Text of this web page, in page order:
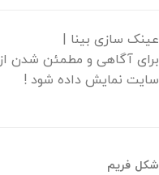
عینک سازی بینا |
برای آگاهی و مطمئن شدن از
سایت نمایش داده شود !
شکل فریم